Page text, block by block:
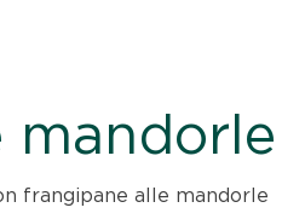
mandorle
frangipane alle mandorle